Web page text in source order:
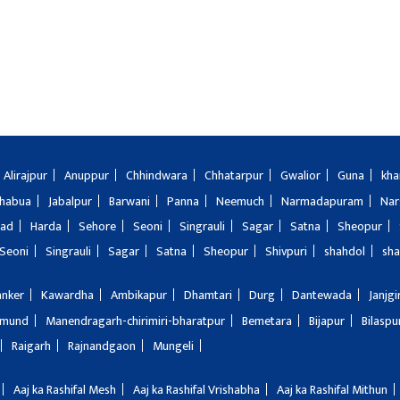
Alirajpur Anuppur Chhindwara Chhatarpur Gwalior Guna
Jabalpur Barwani Panna Neemuch Narmadapuram
Harda Sehore Seoni Singrauli Sagar Satna Sheopur
Seoni
Singrauli Sagar Satna Sheopur Shivpuri shahdol
Kawardha Ambikapur Dhamtari Durg Dantewada
Manendragarh-chirimiri-bharatpur Bemetara Bijapur
Raigarh
Rajnandgaon Mungeli
Aaj ka Rashifal Mesh Aaj ka Rashifal Vrishabha Aaj ka Rashifal Mithun